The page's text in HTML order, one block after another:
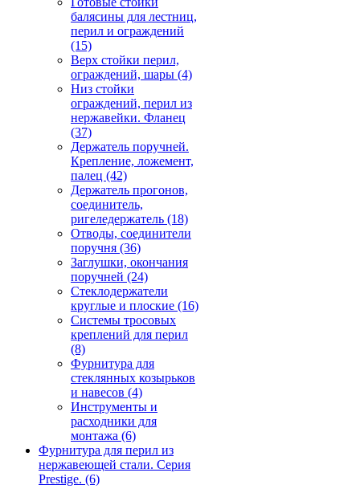
балясины для лестниц,
перил и ограждений
(15)
Верх стойки перил,
ограждений, шары (4)
Низ стойки
ограждений, перил из
нержавейки. Фланец
(37)
Держатель поручней.
Крепление, ложемент,
палец (42)
Держатель прогонов,
соединитель,
ригеледержатель (18)
Отводы, соединители
поручня (36)
Заглушки, окончания
поручней (24)
Стеклодержатели
круглые и плоские (16)
Системы тросовых
креплений для перил
(8)
Фурнитура для
стеклянных козырьков
и навесов (4)
Инструменты и
расходники для
монтажа (6)
Фурнитура для перил из
нержавеющей стали. Серия
Prestige. (6)